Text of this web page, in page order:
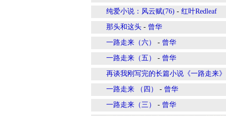
纯爱小说：风云赋(76) - 红叶Redleaf
那头和这头 - 曾华
一路走来（六） - 曾华
一路走来（五） - 曾华
再谈我刚写完的长篇小说《一路走来》
一路走来 （四） - 曾华
一路走来（三） - 曾华